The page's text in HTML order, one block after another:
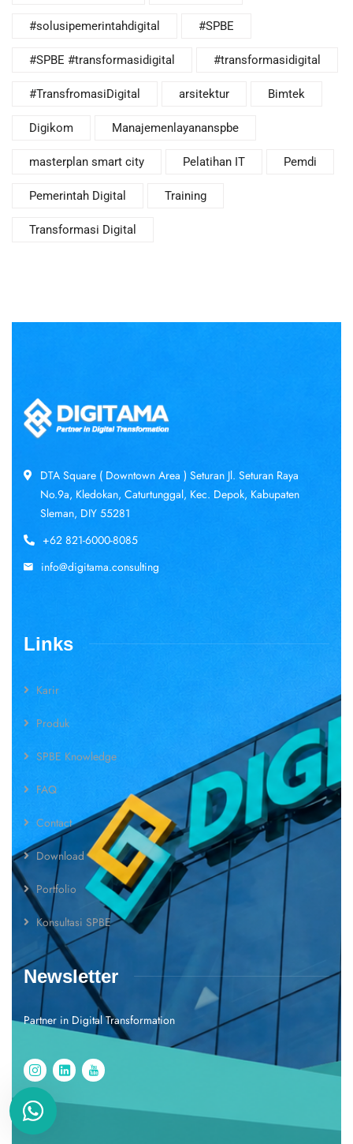
#solusipemerintahdigital #SPBE
#SPBE #transformasidigital #transformasidigital
#TransfromasiDigital arsitektur Bimtek
Digikom Manajemenlayananspbe
masterplan smart city Pelatihan IT Pemdi
Pemerintah Digital Training
Transformasi Digital
DTA Square ( Downtown Area ) Seturan Jl. Seturan Raya
No.9a, Kledokan, Caturtunggal, Kec. Depok, Kabupaten
Sleman, DIY 55281
+62 821-6000-8085
info@digitama.consulting
Links
Karir
Produk
SPBE Knowledge
FAQ
Contact
Download
Portfolio
Konsultasi SPBE
Newsletter
Partner in Digital Transformation